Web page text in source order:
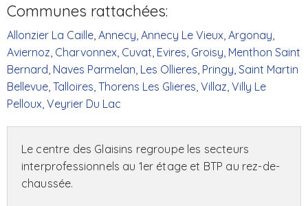
Communes rattachées:
Allonzier La Caille, Annecy, Annecy Le Vieux, Argonay,
Aviernoz, Charvonnex, Cuvat, Evires, Groisy, Menthon Saint
Bernard, Naves Parmelan, Les Ollieres, Pringy, Saint Martin
Bellevue, Talloires, Thorens Les Glieres, Villaz, Villy Le
Pelloux, Veyrier Du Lac
Le centre des Glaisins regroupe les secteurs
interprofessionnels au 1er étage et BTP au rez-de-
chaussée.